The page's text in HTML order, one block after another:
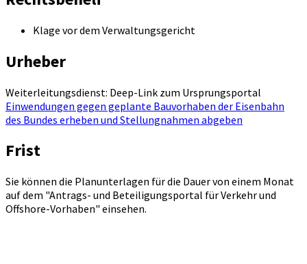
Klage vor dem Verwaltungsgericht
Urheber
Weiterleitungsdienst: Deep-Link zum Ursprungsportal
Einwendungen gegen geplante Bauvorhaben der Eisenbahn
des Bundes erheben und Stellungnahmen abgeben
Frist
Sie können die Planunterlagen für die Dauer von einem Monat
auf dem "Antrags- und Beteiligungsportal für Verkehr und
Offshore-Vorhaben" einsehen.